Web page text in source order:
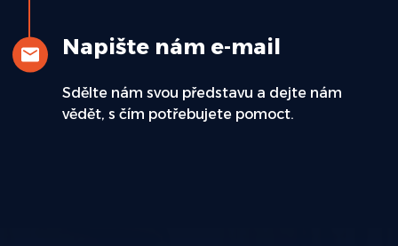
Napište nám e-mail
Sdělte nám svou představu a dejte nám
vědět, s čím potřebujete pomoct.